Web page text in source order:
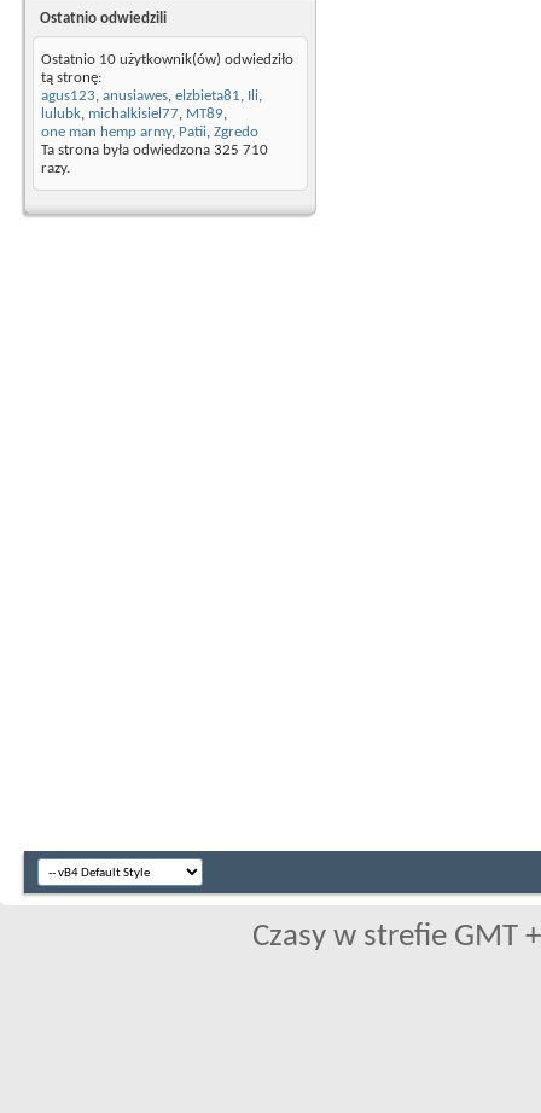
Ostatnio odwiedzili
Ostatnio 10 użytkownik(ów) odwiedziło
tą stronę:
agus123, anusiawes, elzbieta81, Ili,
lulubk, michalkisiel77, MT89,
one man hemp army, Patii, Zgredo
Ta strona była odwiedzona 325 710
razy.
Czasy w strefie GMT